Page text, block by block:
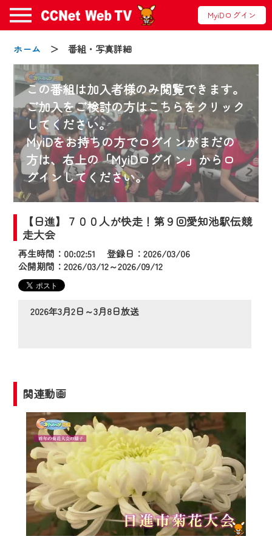
MyiDログイン
ホーム ＞ 番組・写真詳細
この番組は加入者様のみ閲覧できます。
ご加入をご検討の方はこちらをクリック
してください。
MyiDをお持ちの方でログインがまだの
方は、右上の「MyiDログイン」からロ
グインしてください。
【日進】７００人が快走！第９回愛知池駅伝競
走大会
再生時間：00:02:51 登録日：2026/03/06
公開期間：2026/03/12～2026/09/12
2026年3月2日～3月8日放送
関連動画
お知らせ
2024/09/02
動画配信サービス『CCNet Web TV』は2024
年9月24日からリニューアルします！
【変更点】
◆デザイン変更により、お住まいの地域
の動画コンテンツが一目瞭然。
◆当社アプリやＰＣブラウザから、いつ
でも・どこでも・外出先でも！
2024年9月24日からはご加入者様へのサー
ビス向上のため、
『CCNet Web TV』を利用いただくには、
一部コンテンツを除き、
CCNetサービスへの加入と『CCNetマイ
ページ※』へのログインが必要となりま
す。
何卒、ご理解ご了承の程よろしくお願い
いたします。